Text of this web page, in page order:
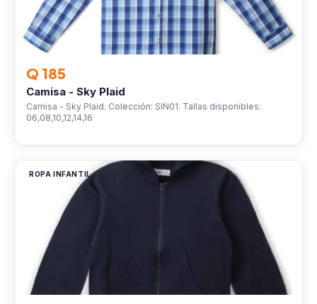
Q 185
Camisa - Sky Plaid
Camisa - Sky Plaid. Colección: SIN01. Tallas disponibles:
06,08,10,12,14,16
ROPA INFANTIL